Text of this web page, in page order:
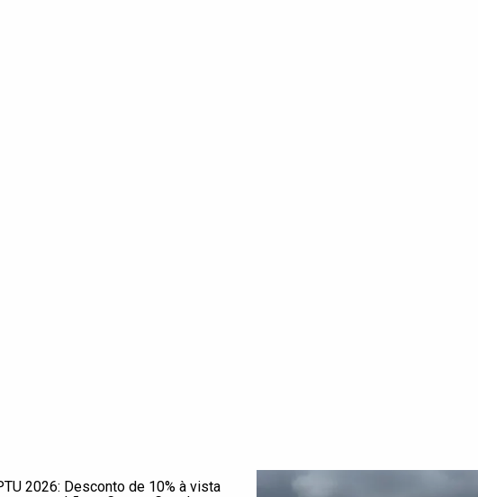
2026: Desconto de 10% à vista